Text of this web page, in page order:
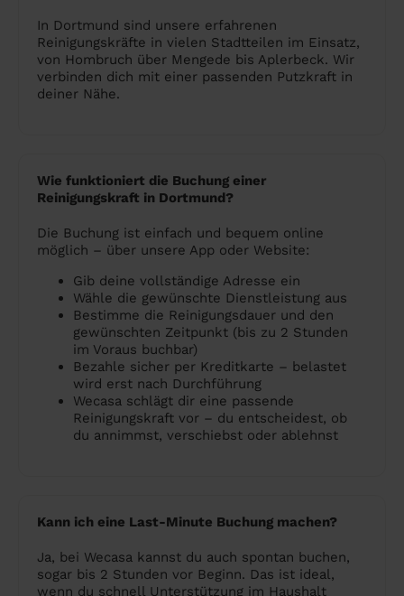
In Dortmund sind unsere erfahrenen
Reinigungskräfte in vielen Stadtteilen im Einsatz,
von Hombruch über Mengede bis Aplerbeck. Wir
verbinden dich mit einer passenden Putzkraft in
deiner Nähe.
Wie funktioniert die Buchung einer
Reinigungskraft in Dortmund?
Die Buchung ist einfach und bequem online
möglich – über unsere App oder Website:
Gib deine vollständige Adresse ein
Wähle die gewünschte Dienstleistung aus
Bestimme die Reinigungsdauer und den
gewünschten Zeitpunkt (bis zu 2 Stunden
im Voraus buchbar)
Bezahle sicher per Kreditkarte – belastet
wird erst nach Durchführung
Wecasa schlägt dir eine passende
Reinigungskraft vor – du entscheidest, ob
du annimmst, verschiebst oder ablehnst
Kann ich eine Last-Minute Buchung machen?
Ja, bei Wecasa kannst du auch spontan buchen,
sogar bis 2 Stunden vor Beginn. Das ist ideal,
wenn du schnell Unterstützung im Haushalt